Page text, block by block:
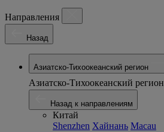
Направления
Назад
Азиатско-Тихоокеанский регион
Азиатско-Тихоокеанский регион
Назад к направлениям
Китай
Shenzhen Хайнань Macau